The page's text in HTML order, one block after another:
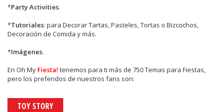
*Party Activities.
*Tutoriales: para Decorar Tartas, Pasteles, Tortas o Bizcochos,
Decoración de Comida y más.
*Imágenes.
En Oh My Fiesta! tenemos para ti más de 750 Temas para Fiestas,
pero los preferidos de nuestros fans son:
TOY STORY